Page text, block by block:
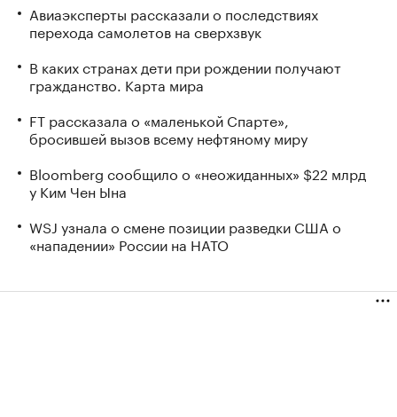
Авиаэксперты рассказали о последствиях
перехода самолетов на сверхзвук
В каких странах дети при рождении получают
гражданство. Карта мира
FT рассказала о «маленькой Спарте»,
бросившей вызов всему нефтяному миру
Bloomberg сообщило о «неожиданных» $22 млрд
у Ким Чен Ына
WSJ узнала о смене позиции разведки США о
«нападении» России на НАТО